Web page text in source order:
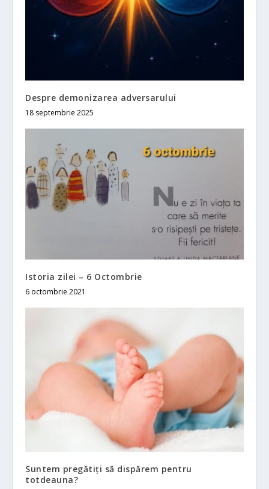
Despre demonizarea adversarului
18 septembrie 2025
Istoria zilei – 6 Octombrie
6 octombrie 2021
Suntem pregătiți să dispărem pentru
totdeauna?